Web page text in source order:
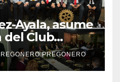
Ayala, asume
del Club
Industrial,
2026–2027
PREGONERO